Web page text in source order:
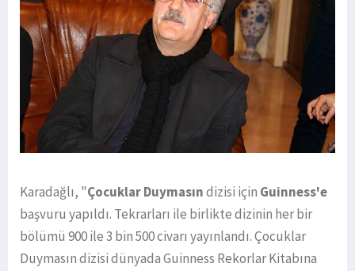
Karadağlı, "Çocuklar Duymasındizisi için Guinness'e
başvuru yapıldı. Tekrarları ile birlikte dizinin her bir
bölümü 900 ile 3 bin 500 civarı yayınlandı. Çocuklar
Duymasın dizisi dünyada Guinness Rekorlar Kitabına